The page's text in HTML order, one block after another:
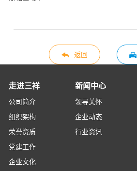
返回
走进三祥
公司简介
组织架构
荣誉资质
党建工作
企业文化
新闻中心
领导关怀
企业动态
行业资讯